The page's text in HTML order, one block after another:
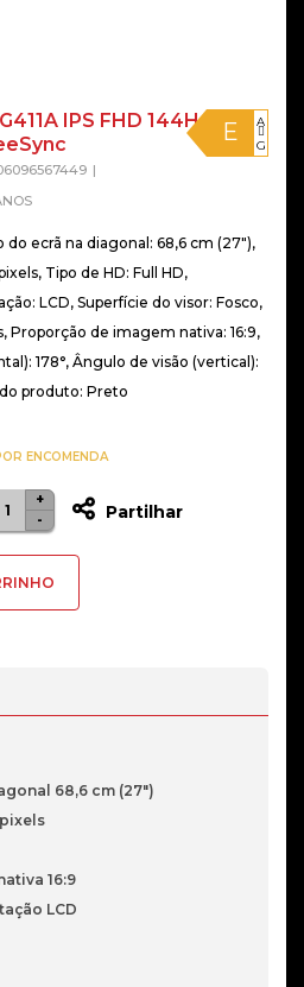
A
G
E
IPS FHD 144Hz
do ecrã na diagonal: 68,6 cm (27″),
Tipo de HD: Full HD,
LCD, Superfície do visor: Fosco,
Proporção de imagem nativa: 16:9,
178°, Ângulo de visão (vertical):
do produto: Preto
ENCOMENDA
-
+
Partilhar
68,6 cm (27")
16:9
LCD